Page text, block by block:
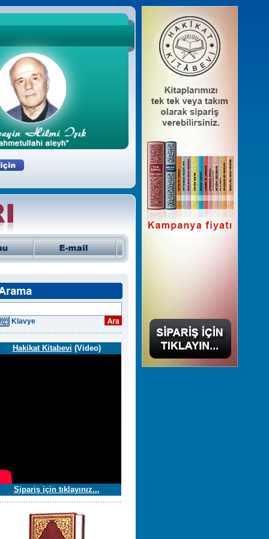
Klavye
Hakikat Kitabevi (Video)
Sipariş için tıklayınız...